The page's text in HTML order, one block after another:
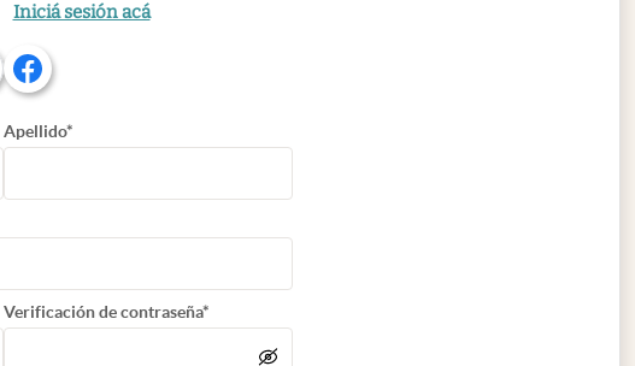
Iniciá sesión acá
Apellido*
Verificación de contraseña*